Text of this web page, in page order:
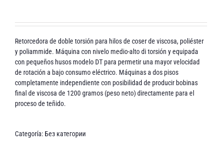
Retorcedora de doble torsión para hilos de coser de viscosa, poliéster
y poliammide. Máquina con nivelo medio-alto di torsión y equipada
con pequeños husos modelo DT para permetir una mayor velocidad
de rotación a bajo consumo eléctrico. Máquinas a dos pisos
completamente independiente con posibilidad de producir bobinas
final de viscosa de 1200 gramos (peso neto) directamente para el
proceso de teñido.
Categoría: Без категории